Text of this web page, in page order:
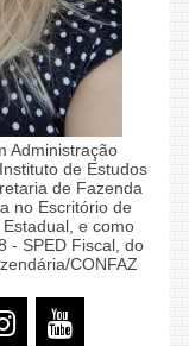
Administração
de Estudos
de Fazenda
no Escritório de
e como
- SPED Fiscal, do
CONFAZ